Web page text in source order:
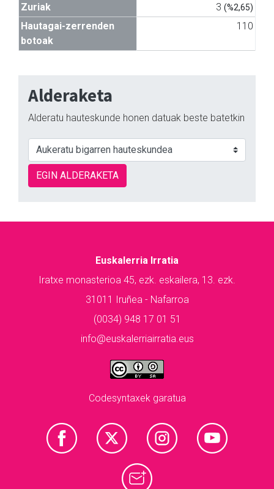
Zuriak 3 (%2,65)
Hautagai-zerrenden
botoak
110
Alderaketa
Alderatu hauteskunde honen datuak beste batetkin
EGIN ALDERAKETA
Euskalerria Irratia
Iratxe monasterioa 45, ezk. eskailera, 13. ezk.
31011 Iruñea - Nafarroa
(0034) 948 17 01 51
info@euskalerriairratia.eus
Codesyntaxek garatua